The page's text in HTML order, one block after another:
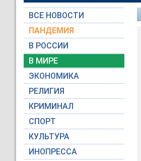
ВСЕ НОВОСТИ
ПАНДЕМИЯ
В РОССИИ
В МИРЕ
ЭКОНОМИКА
РЕЛИГИЯ
КРИМИНАЛ
СПОРТ
КУЛЬТУРА
ИНОПРЕССА